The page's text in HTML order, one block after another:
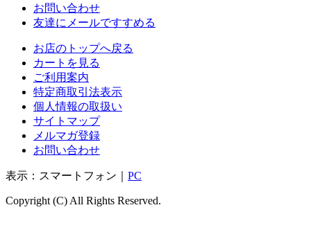
お問い合わせ
友達にメールですすめる
お店のトップへ戻る
カートを見る
ご利用案内
特定商取引法表示
個人情報の取扱い
サイトマップ
メルマガ登録
お問い合わせ
表示：スマートフォン｜ PC
Copyright (C) All Rights Reserved.